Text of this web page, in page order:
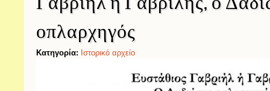
οπλαρχηγός
Κατηγορία: Ιστορικό αρχείο